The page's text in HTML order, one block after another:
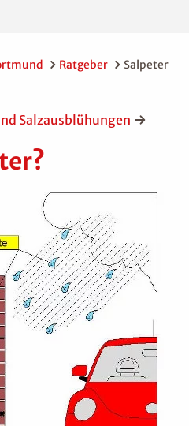
Ratgeber Salpeter
Salzausblühungen